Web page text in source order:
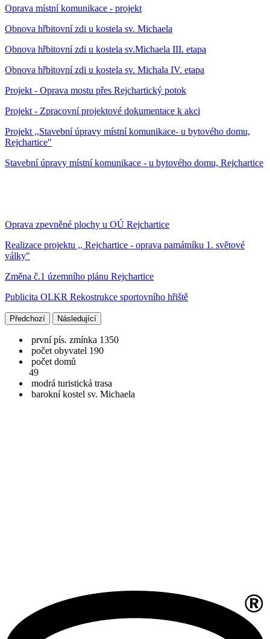
Oprava místní komunikace - projekt
Obnova hřbitovní zdi u kostela sv. Michaela
Obnova hřbitovní zdi u kostela sv.Michaela III. etapa
Obnova hřbitovní zdi u kostela sv. Michala IV. etapa
Projekt - Oprava mostu přes Rejchartický potok
Projekt - Zpracovní projektové dokumentace k akci
Projekt ,,Stavební úpravy místní komunikace- u bytového domu,
Rejchartice"
Stavební úpravy místní komunikace - u bytového domu, Rejchartice
Oprava zpevněné plochy u OÚ Rejchartice
Realizace projektu ,, Rejchartice - oprava památníku 1. světové
války"
Změna č.1 územního plánu Rejchartice
Publicita OLKR Rekostrukce sportovního hřiště
Předchozí Následující
první pís. zmínka 1350
počet obyvatel 190
počet domů
49
modrá turistická trasa
barokní kostel sv. Michaela